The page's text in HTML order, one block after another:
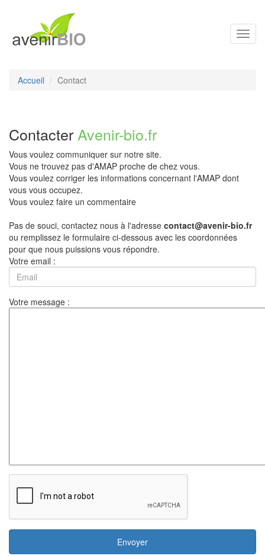
Accueil Contact
Contacter Avenir-bio.fr
Vous voulez communiquer sur notre site.
Vous ne trouvez pas d'AMAP proche de chez vous.
Vous voulez corriger les informations concernant l'AMAP dont
vous vous occupez.
Vous voulez faire un commentaire
Pas de souci, contactez nous à l'adresse contact@avenir-bio.fr
ou remplissez le formulaire ci-dessous avec les coordonnées
pour que nous puissions vous répondre.
Votre email :
Votre message :
Envoyer